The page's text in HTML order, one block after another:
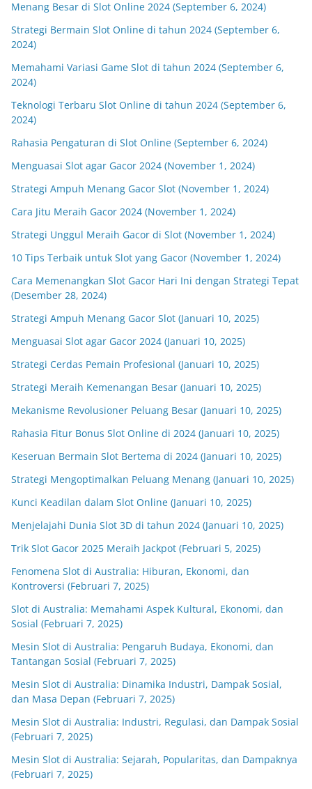
Menang Besar di Slot Online 2024 (September 6, 2024)
Strategi Bermain Slot Online di tahun 2024 (September 6,
2024)
Memahami Variasi Game Slot di tahun 2024 (September 6,
2024)
Teknologi Terbaru Slot Online di tahun 2024 (September 6,
2024)
Rahasia Pengaturan di Slot Online (September 6, 2024)
Menguasai Slot agar Gacor 2024 (November 1, 2024)
Strategi Ampuh Menang Gacor Slot (November 1, 2024)
Cara Jitu Meraih Gacor 2024 (November 1, 2024)
Strategi Unggul Meraih Gacor di Slot (November 1, 2024)
10 Tips Terbaik untuk Slot yang Gacor (November 1, 2024)
Cara Memenangkan Slot Gacor Hari Ini dengan Strategi Tepat
(Desember 28, 2024)
Strategi Ampuh Menang Gacor Slot (Januari 10, 2025)
Menguasai Slot agar Gacor 2024 (Januari 10, 2025)
Strategi Cerdas Pemain Profesional (Januari 10, 2025)
Strategi Meraih Kemenangan Besar (Januari 10, 2025)
Mekanisme Revolusioner Peluang Besar (Januari 10, 2025)
Rahasia Fitur Bonus Slot Online di 2024 (Januari 10, 2025)
Keseruan Bermain Slot Bertema di 2024 (Januari 10, 2025)
Strategi Mengoptimalkan Peluang Menang (Januari 10, 2025)
Kunci Keadilan dalam Slot Online (Januari 10, 2025)
Menjelajahi Dunia Slot 3D di tahun 2024 (Januari 10, 2025)
Trik Slot Gacor 2025 Meraih Jackpot (Februari 5, 2025)
Fenomena Slot di Australia: Hiburan, Ekonomi, dan
Kontroversi (Februari 7, 2025)
Slot di Australia: Memahami Aspek Kultural, Ekonomi, dan
Sosial (Februari 7, 2025)
Mesin Slot di Australia: Pengaruh Budaya, Ekonomi, dan
Tantangan Sosial (Februari 7, 2025)
Mesin Slot di Australia: Dinamika Industri, Dampak Sosial,
dan Masa Depan (Februari 7, 2025)
Mesin Slot di Australia: Industri, Regulasi, dan Dampak Sosial
(Februari 7, 2025)
Mesin Slot di Australia: Sejarah, Popularitas, dan Dampaknya
(Februari 7, 2025)